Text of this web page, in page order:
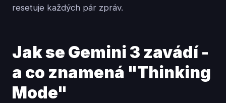
resetuje každých pár zpráv.
Jak se Gemini 3 zavádí -
a co znamená "Thinking
Mode"